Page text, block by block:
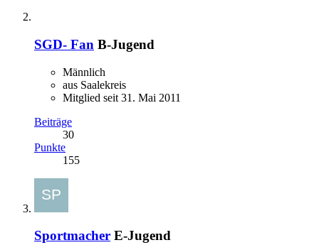
SGD- Fan B-Jugend
Männlich
aus Saalekreis
Mitglied seit 31. Mai 2011
Beiträge
30
Punkte
155
Sportmacher E-Jugend